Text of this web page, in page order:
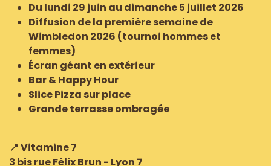
Du lundi 29 juin au dimanche 5 juillet 2026
Diffusion de la première semaine de
Wimbledon 2026 (tournoi hommes et
femmes)
Écran géant en extérieur
Bar & Happy Hour
Slice Pizza sur place
Grande terrasse ombragée
📍 Vitamine 7
3 bis rue Félix Brun - Lyon 7